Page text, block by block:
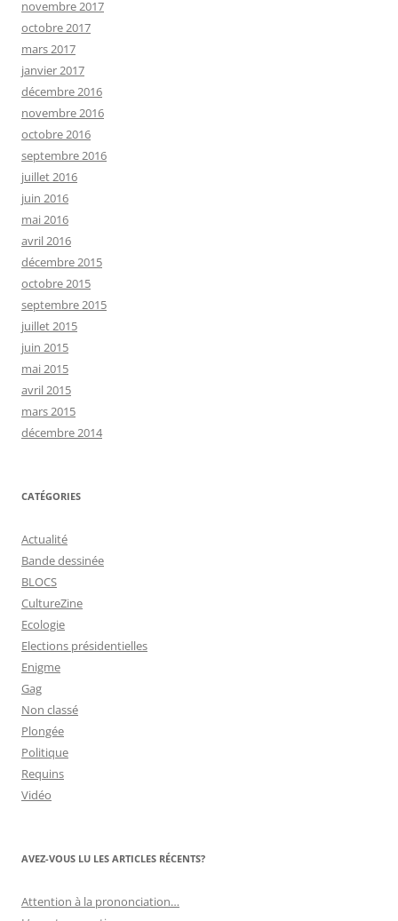
novembre 2017
octobre 2017
mars 2017
janvier 2017
décembre 2016
novembre 2016
octobre 2016
septembre 2016
juillet 2016
juin 2016
mai 2016
avril 2016
décembre 2015
octobre 2015
septembre 2015
juillet 2015
juin 2015
mai 2015
avril 2015
mars 2015
décembre 2014
CATÉGORIES
Actualité
Bande dessinée
BLOCS
CultureZine
Ecologie
Elections présidentielles
Enigme
Gag
Non classé
Plongée
Politique
Requins
Vidéo
AVEZ-VOUS LU LES ARTICLES RÉCENTS?
Attention à la prononciation…